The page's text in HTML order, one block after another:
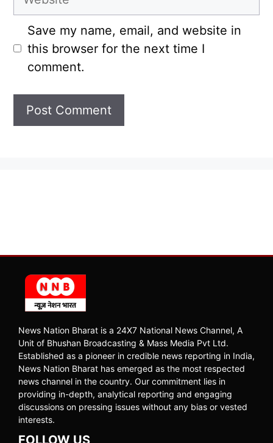
Save my name, email, and website in
this browser for the next time I
comment.
News Nation Bharat is a 24X7 National News Channel, A
Unit of Bhushan Broadcasting & Mass Media Pvt Ltd.
Established as a pioneer in credible news reporting in India,
News Nation Bharat has emerged as the most respected
news channel in the country. Our commitment lies in
providing in-depth, analytical reporting and engaging
discussions on pressing issues without any bias or vested
interests.
FOLLOW US